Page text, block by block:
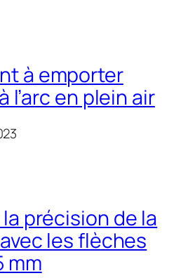
à emporter
l’arc en plein air
précision de la
les flèches
mm